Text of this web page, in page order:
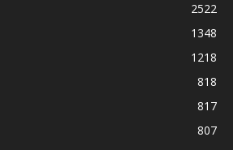
2522
1348
1218
818
817
807